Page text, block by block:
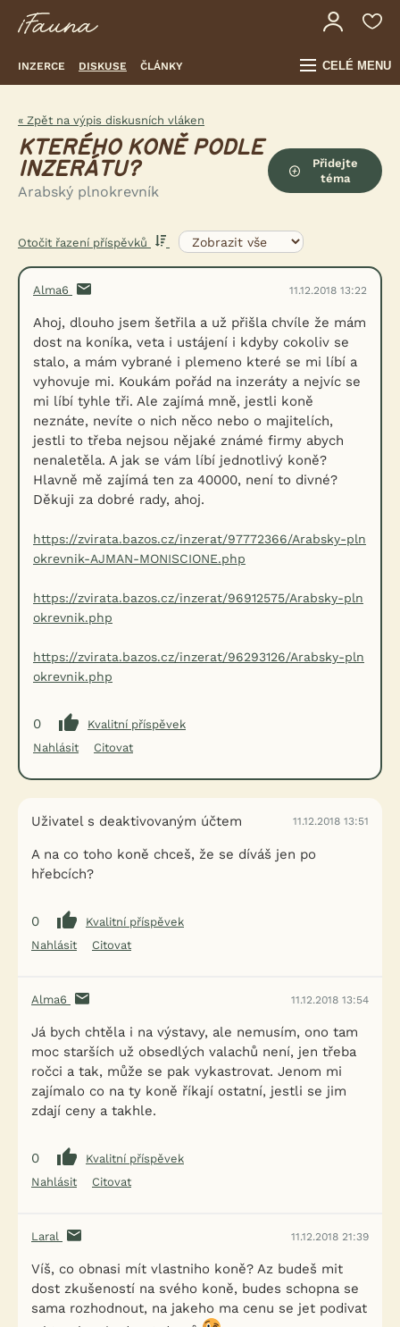
INZERCE DISKUSE ČLÁNKY CELÉ MENU
« Zpět na výpis diskusních vláken
KTERÉHO KONĚ PODLE
INZERÁTU?
Arabský plnokrevník
Přidejte
téma
Otočit řazení příspěvků
Alma6 11.12.2018 13:22
Ahoj, dlouho jsem šetřila a už přišla chvíle že mám
dost na koníka, veta i ustájení i kdyby cokoliv se
stalo, a mám vybrané i plemeno které se mi líbí a
vyhovuje mi. Koukám pořád na inzeráty a nejvíc se
mi líbí tyhle tři. Ale zajímá mně, jestli koně
neznáte, nevíte o nich něco nebo o majitelích,
jestli to třeba nejsou nějaké známé firmy abych
nenaletěla. A jak se vám líbí jednotlivý koně?
Hlavně mě zajímá ten za 40000, není to divné?
Děkuji za dobré rady, ahoj.
https://zvirata.bazos.cz/inzerat/97772366/Arabsky-pln
okrevnik-AJMAN-MONISCIONE.php
https://zvirata.bazos.cz/inzerat/96912575/Arabsky-pln
okrevnik.php
https://zvirata.bazos.cz/inzerat/96293126/Arabsky-pln
okrevnik.php
0
Kvalitní příspěvek
Nahlásit
Citovat
Uživatel s deaktivovaným účtem 11.12.2018 13:51
A na co toho koně chceš, že se díváš jen po
hřebcích?
0
Kvalitní příspěvek
Nahlásit
Citovat
Alma6 11.12.2018 13:54
Já bych chtěla i na výstavy, ale nemusím, ono tam
moc starších už obsedlých valachů není, jen třeba
ročci a tak, může se pak vykastrovat. Jenom mi
zajímalo co na ty koně říkají ostatní, jestli se jim
zdají ceny a takhle.
0
Kvalitní příspěvek
Nahlásit
Citovat
Laral 11.12.2018 21:39
Víš, co obnasi mít vlastniho koně? Az budeš mit
dost zkušeností na svého koně, budes schopna se
sama rozhodnout, na jakeho ma cenu se jet podivat